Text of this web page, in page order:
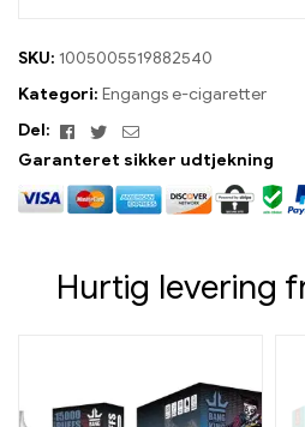
SKU: 1005005519882540
Kategori: Engangs e-cigaretter
Del:
Facebook
Twitter
E-
mail
Garanteret sikker udtjekning
Hurtig levering